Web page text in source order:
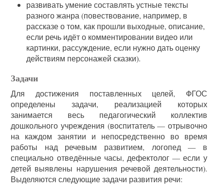
развивать умение составлять устные тексты
разного жанра (повествование, например, в
рассказе о том, как прошли выходные, описание,
если речь идёт о комментировании видео или
картинки, рассуждение, если нужно дать оценку
действиям персонажей сказки).
Задачи
Для достижения поставленных целей, ФГОС
определены задачи, реализацией которых
занимается весь педагогический коллектив
дошкольного учреждения (воспитатель — отрывочно
на каждом занятии и непосредственно во время
работы над речевым развитием, логопед — в
специально отведённые часы, дефектолог — если у
детей выявлены нарушения речевой деятельности).
Выделяются следующие задачи развития речи: